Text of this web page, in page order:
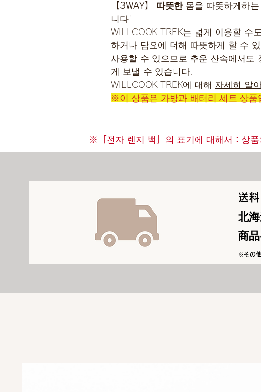
【3WAY】 따뜻한몸을 따뜻하게하는
니다!
WILLCOOK TREK는 넓게 이용할 수
하거나 담요에 더해 따뜻하게 할 수
사용할 수 있으므로 추운 산속에서도
게 보낼 수 있습니다.
WILLCOOK TREK에 대해 자세히 알
※이 상품은 가방과 배터리 세트 상품
※「전자 렌지 백」의 표기에 대해서：상
送
北
商
※その他